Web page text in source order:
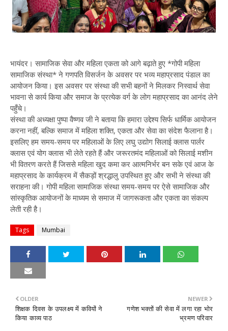
भायंदर। सामाजिक सेवा और महिला एकता को आगे बढ़ाते हुए *गोपी महिला
सामाजिक संस्था* ने गणपति विसर्जन के अवसर पर भव्य महाप्रसाद पंडाल का
आयोजन किया। इस अवसर पर संस्था की सभी बहनों ने मिलकर निस्वार्थ सेवा
भावना से कार्य किया और समाज के प्रत्येक वर्ग के लोग महाप्रसाद का आनंद लेने
पहुँचे।
संस्था की अध्यक्षा पुष्पा वैष्णव जी ने बताया कि हमारा उद्देश्य सिर्फ धार्मिक आयोजन
करना नहीं, बल्कि समाज में महिला शक्ति, एकता और सेवा का संदेश फैलाना है।
इसलिए हम समय-समय पर महिलाओं के लिए लघु उद्योग सिलाई क्लास पार्लर
क्लास एवं योग क्लास भी लेते रहते हैं और जरूरतमंद महिलाओं को सिलाई मशीन
भी वितरण करते हैं जिससे महिला खुद कमा कर आत्मनिर्भर बन सके एवं आज के
महाप्रसाद के कार्यक्रम में सैकड़ों श्रद्धालु उपस्थित हुए और सभी ने संस्था की
सराहना की। गोपी महिला सामाजिक संस्था समय-समय पर ऐसे सामाजिक और
सांस्कृतिक आयोजनों के माध्यम से समाज में जागरूकता और एकता का संकल्प
लेती रही है।
Tags Mumbai
NEWER
गणेश भक्तों की सेवा में लगा रहा भोर
भ्रमण परिवार
OLDER
शिक्षक दिवस के उपलक्ष्य में कवियों ने
किया काव्य पाठ